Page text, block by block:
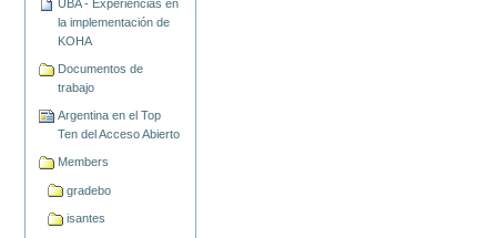
UBA - Experiencias en
la implementación de
KOHA
Documentos de
trabajo
Argentina en el Top
Ten del Acceso Abierto
Members
gradebo
isantes